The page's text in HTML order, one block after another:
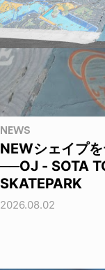
NEWS
NEWシェイプ
──OJ - SOTA
SKATEPARK
2026.08.02